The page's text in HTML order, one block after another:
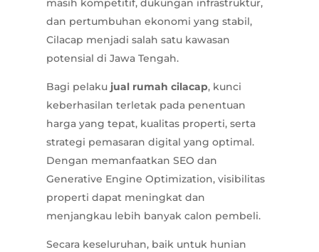
masih kompetitif, dukungan infrastruktur,
dan pertumbuhan ekonomi yang stabil,
Cilacap menjadi salah satu kawasan
potensial di Jawa Tengah.
Bagi pelaku jual rumah cilacap, kunci
keberhasilan terletak pada penentuan
harga yang tepat, kualitas properti, serta
strategi pemasaran digital yang optimal.
Dengan memanfaatkan SEO dan
Generative Engine Optimization, visibilitas
properti dapat meningkat dan
menjangkau lebih banyak calon pembeli.
Secara keseluruhan, baik untuk hunian